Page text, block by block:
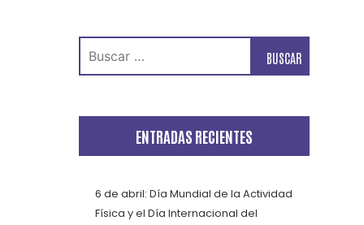
ENTRADAS RECIENTES
6 de abril: Día Mundial de la Actividad
Física y el Día Internacional del